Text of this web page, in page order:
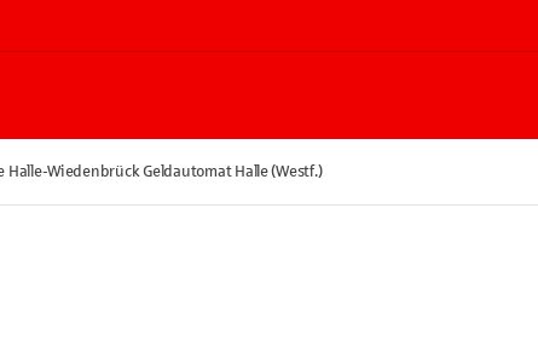
Halle-Wiedenbrück Geldautomat Halle (Westf.)